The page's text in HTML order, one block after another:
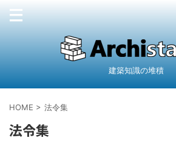
建築知識の堆積
HOME > 法令集
法令集